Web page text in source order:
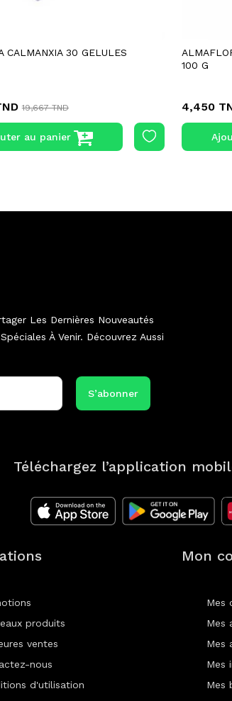
CALMANXIA 30 GELULES
19,667 TND
au panier
100 G
4,450
Les Dernières Nouveautés
À Venir. Découvrez Aussi
Téléchargez l’application
produits
ventes
nous
d'utilisation
Mon
Mes
Mes
Mes
Mes
Mes